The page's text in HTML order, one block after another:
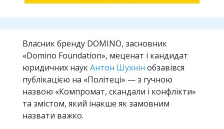
Власник бренду DOMINO, засновник
«Domino Foundation», меценат і кандидат
юридичних наукАнтон Шухнін обзавівся
публікацією на «Політеці» — з гучною
назвою «Компромат, скандали і конфлікти»
та змістом, який інакше як замовним
назвати важко.